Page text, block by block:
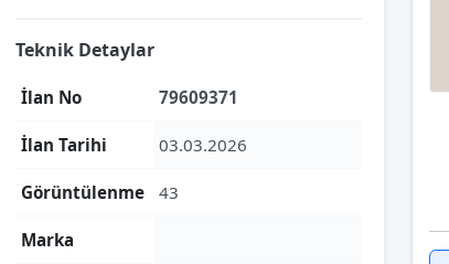
Teknik Detaylar
İlan No 79609371
İlan Tarihi 03.03.2026
Görüntülenme 43
Marka